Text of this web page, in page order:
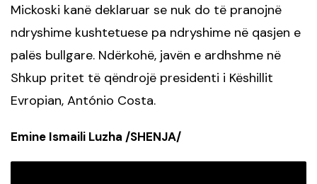
Mickoski kanë deklaruar se nuk do të pranojnë
ndryshime kushtetuese pa ndryshime në qasjen e
palës bullgare. Ndërkohë, javën e ardhshme në
Shkup pritet të qëndrojë presidenti i Këshillit
Evropian, António Costa.
Emine Ismaili Luzha /SHENJA/